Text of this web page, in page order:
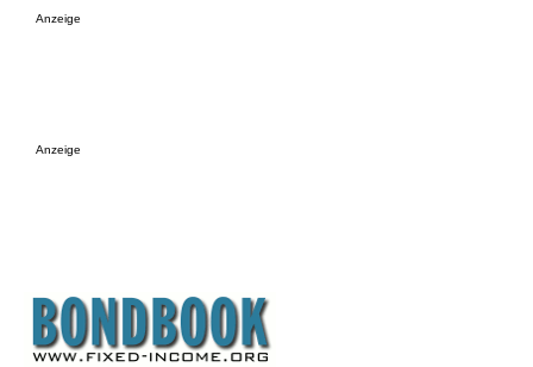
Anzeige
Anzeige